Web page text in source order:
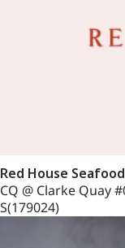
Red House Seafood
CQ @ Clarke Quay
S(179024)